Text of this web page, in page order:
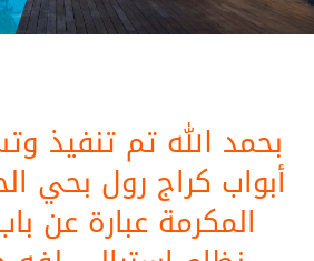
بحمد الله تم تنفيذ
أبواب كراج رول بحي
المكرمة عبارة عن